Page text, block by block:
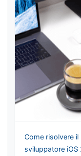
Come risolvere
sviluppatore